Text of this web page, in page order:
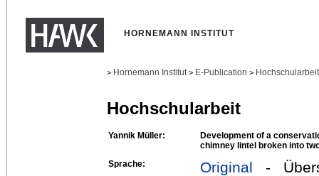
HORNEMANN INSTITUT
> Hornemann Institut > E-Publication >
Hochschularbeit
Yannik Müller:
Development of a
chimney lintel broken into
Sprache:
Original -